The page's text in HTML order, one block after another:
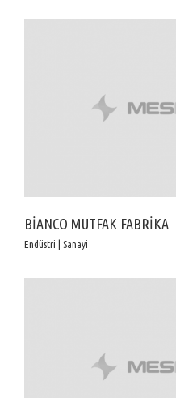
BİANCO MUTFAK FABRİKA
Endüstri | Sanayi